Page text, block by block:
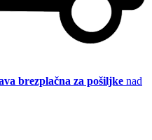
brezplačna za pošiljke nad